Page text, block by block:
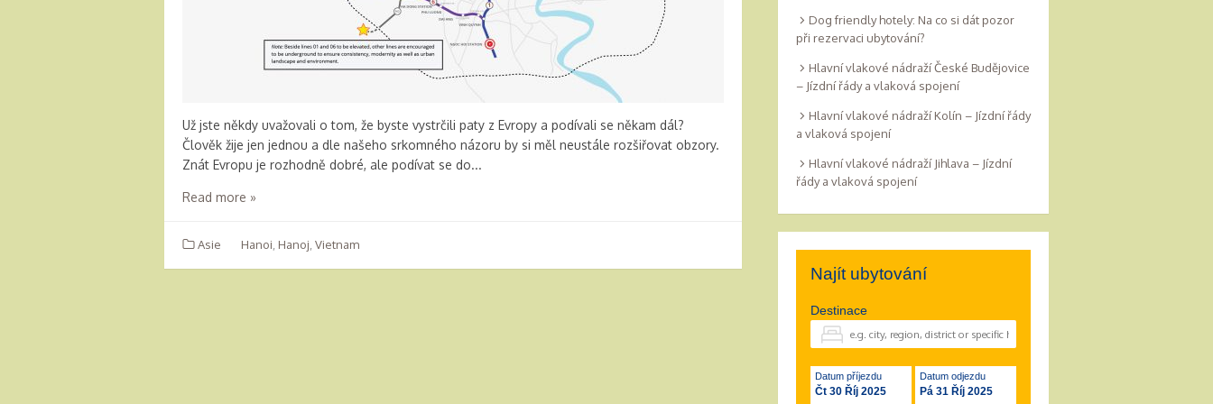
Už jste někdy uvažovali o tom, že byste vystrčili paty z Evropy a podívali se někam dál?
Člověk žije jen jednou a dle našeho srkomného názoru by si měl neustále rozšiřovat obzory.
Znát Evropu je rozhodně dobré, ale podívat se do...
Read more »
Asie Hanoi, Hanoj, Vietnam
Dog friendly hotely: Na co si dát pozor
při rezervaci ubytování?
Hlavní vlakové nádraží České Budějovice
– Jízdní řády a vlaková spojení
Hlavní vlakové nádraží Kolín – Jízdní řády
a vlaková spojení
Hlavní vlakové nádraží Jihlava – Jízdní
řády a vlaková spojení
Najít ubytování
Destinace
Datum příjezdu
Čt 30 Říj 2025
Datum odjezdu
Pá 31 Říj 2025